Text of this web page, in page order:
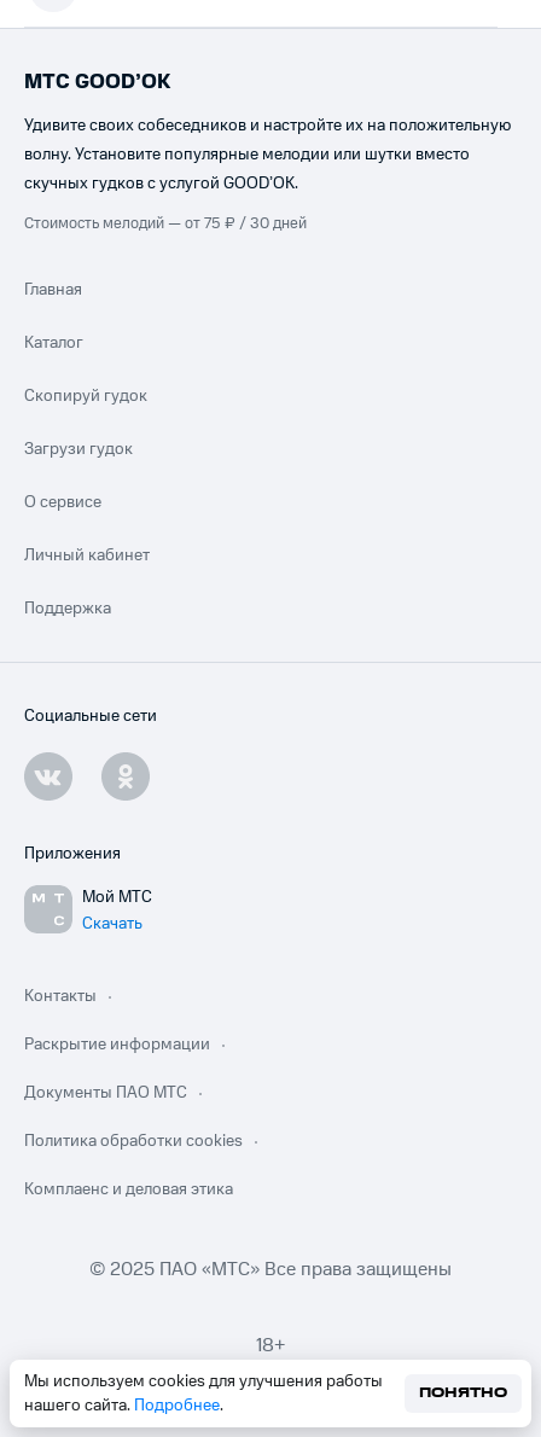
Мы используем cookies для улучшения работы
нашего сайта. Подробнее.
ПОНЯТНО
МТС GOOD’OK
Удивите своих собеседников и настройте их на положительную
волну. Установите популярные мелодии или шутки вместо
скучных гудков с услугой GOOD’OK.
Стоимость мелодий — от 75 ₽ / 30 дней
Главная
Каталог
Скопируй гудок
Загрузи гудок
О сервисе
Личный кабинет
Поддержка
Социальные сети
Приложения
Мой МТС
Скачать
Контакты
Раскрытие информации
Документы ПАО МТС
Политика обработки cookies
Комплаенс и деловая этика
© 2025 ПАО «МТС» Все права защищены
18+